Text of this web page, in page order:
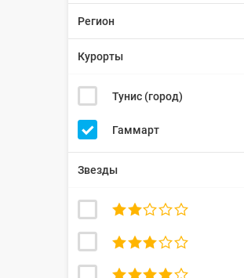
Регион
Курорты
Тунис (город)
Гаммарт
Звезды


